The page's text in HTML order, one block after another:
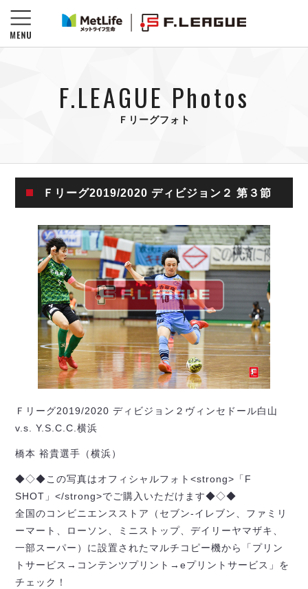
F.LEAGUE Photos
Ｆリーグフォト
Ｆリーグ2019/2020 ディビジョン２ 第３節
Ｆリーグ2019/2020 ディビジョン２ヴィンセドール白山
v.s. Y.S.C.C.横浜
橋本 裕貴選手（横浜）
◆◇◆この写真はオフィシャルフォト<strong>「F
SHOT」</strong>でご購入いただけます◆◇◆
全国のコンビニエンスストア（セブン-イレブン、ファミリ
ーマート、ローソン、ミニストップ、デイリーヤマザキ、
一部スーパー）に設置されたマルチコピー機から「プリン
トサービス→コンテンツプリント→eプリントサービス」を
チェック！